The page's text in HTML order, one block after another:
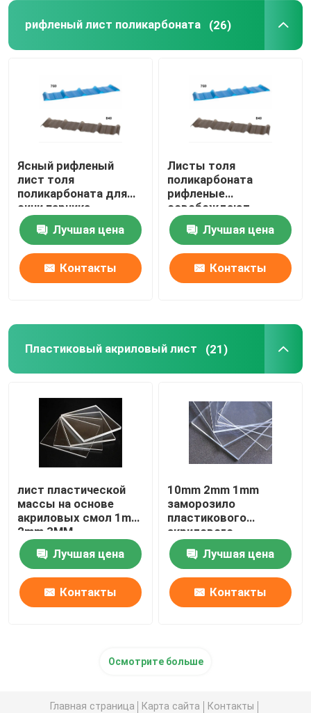
рифленый лист поликарбоната (26)
Ясный рифленый
лист толя
поликарбоната для
сини парника
Лучшая цена
Контакты
Листы толя
поликарбоната
рифленые
освобождают
рифленые панели для
парникаЛучшая цена
Контакты
Пластиковый акриловый лист (21)
лист пластической
массы на основе
акриловых смол 1mm
2mm 3MM
прозрачный
Лучшая цена
Контакты
10mm 2mm 1mm
заморозило
пластикового
акрилового
поставщика листа
Лучшая цена
Контакты
Осмотрите больше
Главная страница Карта сайта Контакты